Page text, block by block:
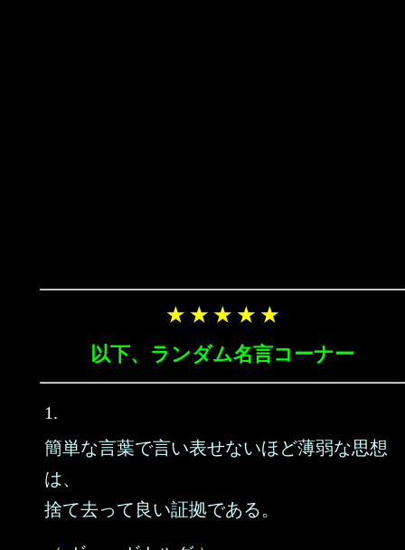
★ ★ ★ ★ ★
以下、ランダム名言コーナー
1.
簡単な言葉で言い表せないほど薄弱な思想
は、
捨て去って良い証拠である。